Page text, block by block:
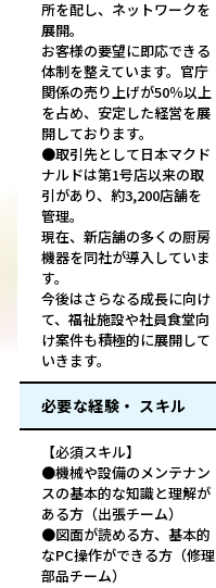
所を配し、ネットワークを
展開。
お客様の要望に即応できる
体制を整えています。官庁
関係の売り上げが50％以上
を占め、安定した経営を展
開しております。
●取引先として日本マクド
ナルドは第1号店以来の取
引があり、約3,200店舗を
管理。
現在、新店舗の多くの厨房
機器を同社が導入していま
す。
今後はさらなる成長に向け
て、福祉施設や社員食堂向
け案件も積極的に展開して
いきます。
必要な経験・ スキル
【必須スキル】
●機械や設備のメンテナン
スの基本的な知識と理解が
ある方（出張チーム）
●図面が読める方、基本的
なPC操作ができる方（修理
部品チーム）